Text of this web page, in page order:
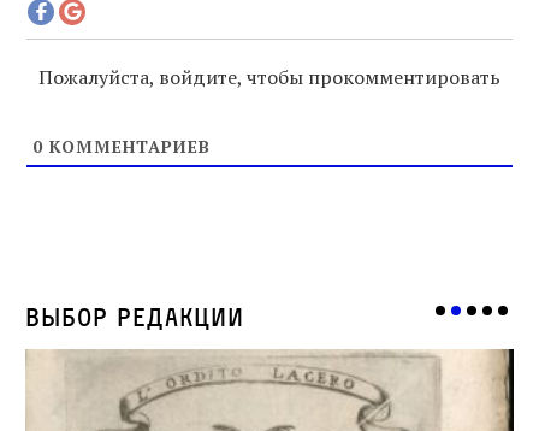
Пожалуйста, войдите, чтобы прокомментировать
0 КОММЕНТАРИЕВ
Выбор редакции